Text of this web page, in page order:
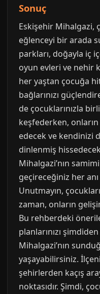
Sonuç
Eskişehir Mihalgazi,
eğlenceyi bir arada
parkları, doğayla iç
oyun evleri ve nehir
her yaştan çocuğa
bağlarınızı
de çocuklarınızla
keşfederken,
edecek ve kendinizi
dinlenmiş
Mihalgazi’nın
geçireceğiniz her
Unutmayın,
zaman, onların
Bu rehberdeki
planlarınızı
Mihalgazi’nın
yaşayabilirsiniz.
şehirlerden kaçış
noktasıdır. Şimdi,